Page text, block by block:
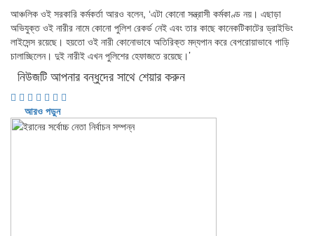
আঞ্চলিক ওই সরকারি কর্মকর্তা আরও বলেন, ‘এটা কোনো সন্ত্রাসী কর্মকাণ্ড নয়। এছাড়া
অভিযুক্ত ওই নারীর নামে কোনো পুলিশ রেকর্ড নেই এবং তার কাছে কানেকটিকাটের ড্রাইভিং
লাইসেন্স রয়েছে। হয়তো ওই নারী কোনোভাবে অতিরিক্ত মদ্যপান করে বেপরোয়াভাবে গাড়ি
চালাচ্ছিলেন। দুই নারীই এখন পুলিশের হেফাজতে রয়েছে।’
নিউজটি আপনার বন্ধুদের সাথে শেয়ার করুন
আরও পড়ুন